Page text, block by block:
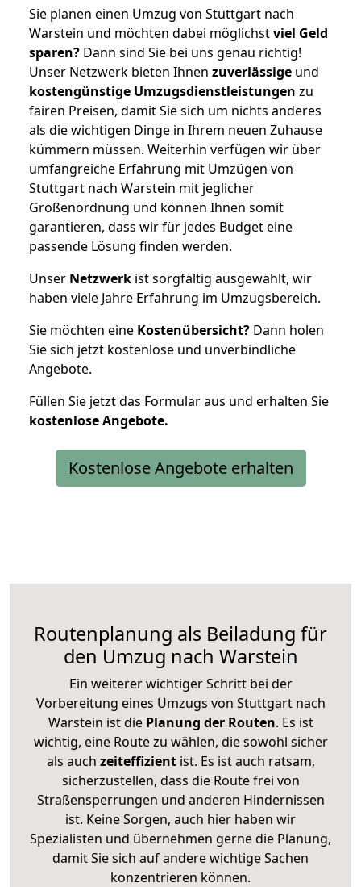
Sie planen einen Umzug von Stuttgart nach
Warstein und möchten dabei möglichstviel Geld
sparen? Dann sind Sie bei uns genau richtig!
Unser Netzwerk bieten Ihnen zuverlässige und
kostengünstige Umzugsdienstleistungen zu
fairen Preisen, damit Sie sich um nichts anderes
als die wichtigen Dinge in Ihrem neuen Zuhause
kümmern müssen. Weiterhin verfügen wir über
umfangreiche Erfahrung mit Umzügen von
Stuttgart nach Warstein mit jeglicher
Größenordnung und können Ihnen somit
garantieren, dass wir für jedes Budget eine
passende Lösung finden werden.
Unser Netzwerk ist sorgfältig ausgewählt, wir
haben viele Jahre Erfahrung im Umzugsbereich.
Sie möchten eine Kostenübersicht? Dann holen
Sie sich jetzt kostenlose und unverbindliche
Angebote.
Füllen Sie jetzt das Formular aus und erhalten Sie
kostenloseAngebote.
Kostenlose Angebote erhalten
Routenplanung als Beiladung für
den Umzug nach Warstein
Ein weiterer wichtiger Schritt bei der
Vorbereitung eines Umzugs von Stuttgart nach
Warstein ist diePlanung der Routen. Es ist
wichtig, eine Route zu wählen, die sowohl sicher
als auch zeiteffizientist. Es ist auch ratsam,
sicherzustellen, dass die Route frei von
Straßensperrungen und anderen Hindernissen
ist. Keine Sorgen, auch hier haben wir
Spezialisten und übernehmen gerne die Planung,
damit Sie sich auf andere wichtige Sachen
konzentrieren können.